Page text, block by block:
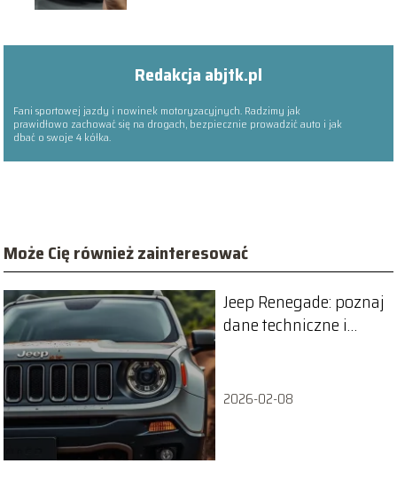
Redakcja abjtk.pl
Fani sportowej jazdy i nowinek motoryzacyjnych. Radzimy jak
prawidłowo zachować się na drogach, bezpiecznie prowadzić auto i jak
dbać o swoje 4 kółka.
Może Cię również zainteresować
Jeep Renegade: poznaj
dane techniczne i
2026-02-08